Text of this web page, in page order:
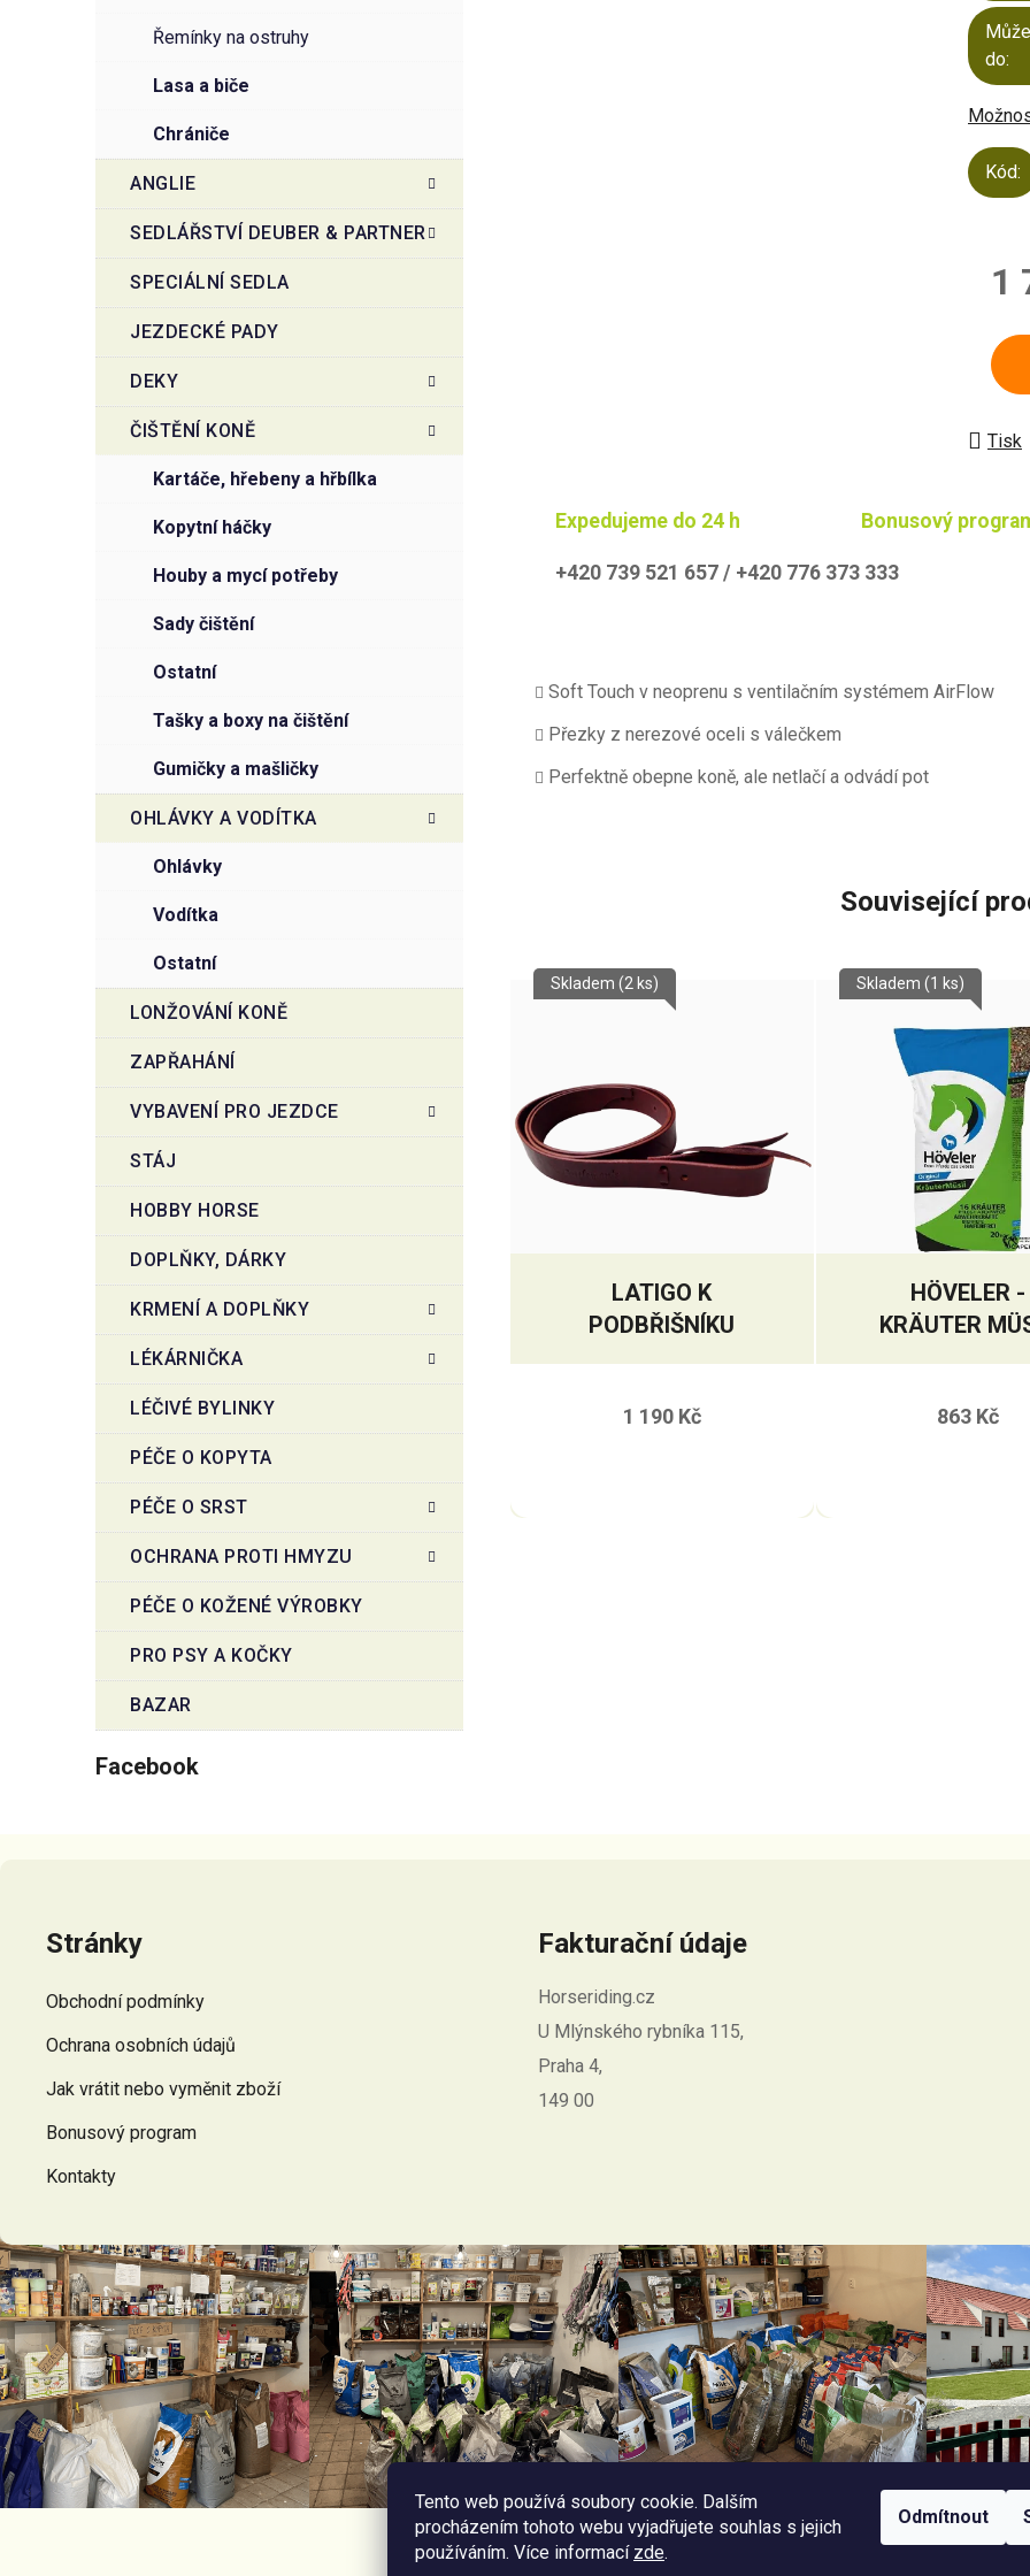
Tento web používá soubory cookie. Dalším
procházením tohoto webu vyjadřujete souhlas s jejich
používáním. Více informací zde.
Odmítnout
řemínky na ostruhy
lasa a biče
chrániče
ANGLIE
SEDLÁŘSTVÍ DEUBER & PARTNER
SPECIÁLNÍ SEDLA
JEZDECKÉ PADY
DEKY
ČIŠTĚNÍ KONĚ
kartáče, hřebeny a hřbílka
kopytní háčky
houby a mycí potřeby
sady čištění
ostatní
tašky a boxy na čištění
gumičky a mašličky
OHLÁVKY A VODÍTKA
ohlávky
vodítka
ostatní
LONŽOVÁNÍ KONĚ
ZAPŘAHÁNÍ
VYBAVENÍ PRO JEZDCE
STÁJ
HOBBY HORSE
DOPLŇKY, DÁRKY
KRMENÍ A DOPLŇKY
LÉKÁRNIČKA
LÉČIVÉ BYLINKY
PÉČE O KOPYTA
PÉČE O SRST
OCHRANA PROTI HMYZU
PÉČE O KOŽENÉ VÝROBKY
PRO PSY A KOČKY
BAZAR
Facebook
do:
Kód:
1
Tisk
Expedujeme do 24 h Bonusový
+420 739 521 657 / +420 776 373 333
Soft Touch v neoprenu s ventilačním systémem AirFlow
Přezky z nerezové oceli s válečkem
Perfektně obepne koně, ale netlačí a odvádí pot
Související
LATIGO K
PODBŘIŠNÍKU
Skladem (2 ks)
1 190 Kč
HÖVELER -
KRÄUTER
Skladem (1 ks)
863 Kč
Stránky
Obchodní podmínky
Ochrana osobních údajů
Jak vrátit nebo vyměnit zboží
Bonusový program
Kontakty
Fakturační údaje
Horseriding.cz
U Mlýnského rybníka 115,
Praha 4,
149 00
Facebook Horseriding